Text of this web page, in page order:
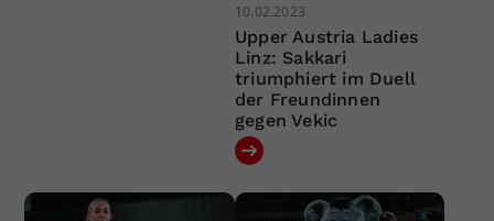
10.02.2023
Upper Austria Ladies
Linz: Sakkari
triumphiert im Duell
der Freundinnen
gegen Vekic